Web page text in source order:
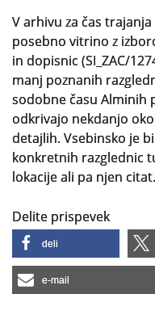
V arhivu za čas
posebno vitrino z
in dopisnic (SI_ZAC/
manj poznanih
sodobne času Alminih
odkrivajo nekdanjo
detajlih. Vsebinsko je
konkretnih razglednic
lokacije ali pa njen citat.
Delite prispevek
deli
e-mail